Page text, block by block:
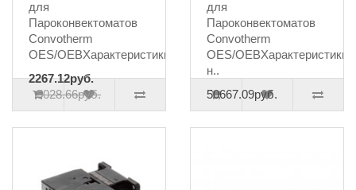
для
Пароконвектоматов
Convotherm
OES/OEBХарактеристики:соединени..
2267.12руб.
5028.66руб.
для
Пароконвектоматов
Convotherm
OES/
н..
50667.09руб.